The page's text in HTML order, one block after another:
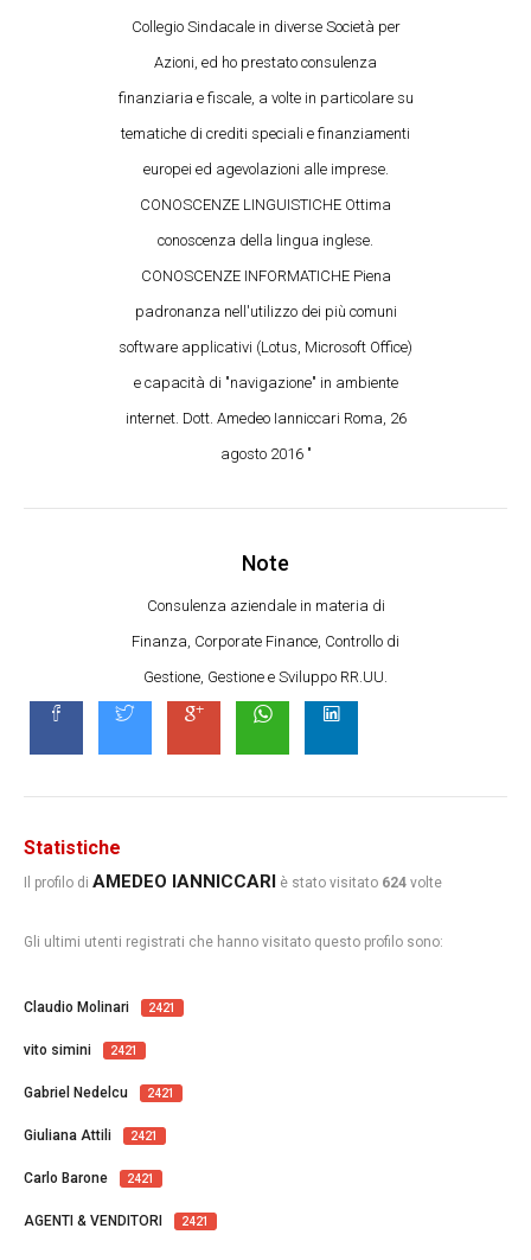
Collegio Sindacale in diverse Società per
Azioni, ed ho prestato consulenza
finanziaria e fiscale, a volte in particolare su
tematiche di crediti speciali e finanziamenti
europei ed agevolazioni alle imprese.
CONOSCENZE LINGUISTICHE Ottima
conoscenza della lingua inglese.
CONOSCENZE INFORMATICHE Piena
padronanza nell'utilizzo dei più comuni
software applicativi (Lotus, Microsoft Office)
e capacità di "navigazione" in ambiente
internet. Dott. Amedeo Ianniccari Roma, 26
agosto 2016 "
Note
Consulenza aziendale in materia di
Finanza, Corporate Finance, Controllo di
Gestione, Gestione e Sviluppo RR.UU.
Statistiche
Il profilo di AMEDEO IANNICCARI è stato visitato 624 volte
Gli ultimi utenti registrati che hanno visitato questo profilo sono:
Claudio Molinari 2421
vito simini 2421
Gabriel Nedelcu 2421
Giuliana Attili 2421
Carlo Barone 2421
AGENTI & VENDITORI 2421